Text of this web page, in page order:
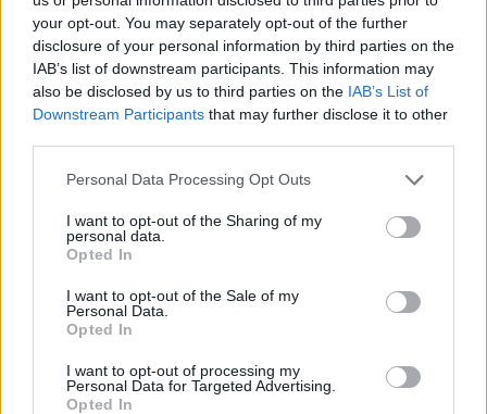
your opt-out. You may separately opt-out of the further
disclosure of your personal information by third parties on the
IAB’s list of downstream participants. This information may
also be disclosed by us to third parties on the IAB’s List of
Downstream Participants that may further disclose it to other
Personal Data Processing Opt Outs
I want to opt-out of the Sharing of my
personal data.
Opted In
I want to opt-out of the Sale of my
Personal Data.
Opted In
I want to opt-out of processing my
Personal Data for Targeted Advertising.
Opted In